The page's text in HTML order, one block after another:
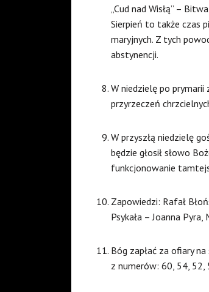
„Cud nad Wisłą” –
Sierpień to także czas
maryjnych. Z tych
abstynencji.
W niedzielę po prymarii
przyrzeczeń
W przyszłą niedzielę
będzie głosił słowo
funkcjonowanie
Zapowiedzi: Rafał
Psykała – Joanna
Bóg zapłać za ofiary
z numerów: 60, 54, 52,